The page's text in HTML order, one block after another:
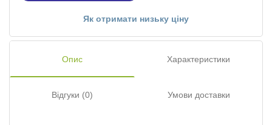
Як отримати низьку ціну
Опис Характеристики
Відгуки (0) Умови доставки